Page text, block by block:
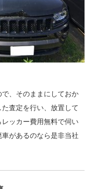
、そのままにしておか
査定を行い、放置して
ッカー費用無料で伺い
があるのなら是非当社